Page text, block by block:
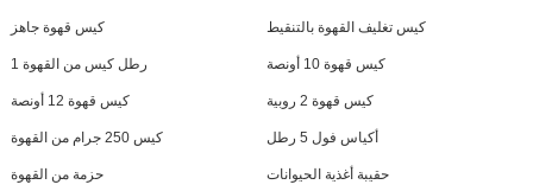
كيس قهوة جاهز كيس تغليف القهوة بالتنقيط
1 رطل كيس من القهوة كيس قهوة 10 أونصة
كيس قهوة 12 أونصة كيس قهوة 2 روبية
كيس 250 جرام من القهوة أكياس فول 5 رطل
حزمة من القهوة حقيبة أغذية الحيوانات